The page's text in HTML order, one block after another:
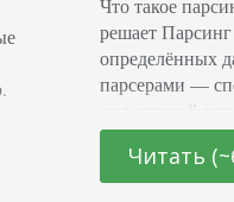
решает
определённых
парсерами —
поддержкой
всему сайту,
извлекает
образом, можно
Читать